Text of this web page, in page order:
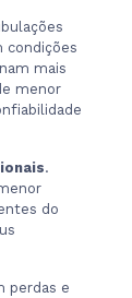
condições
mais
menor
.
do
perdas e